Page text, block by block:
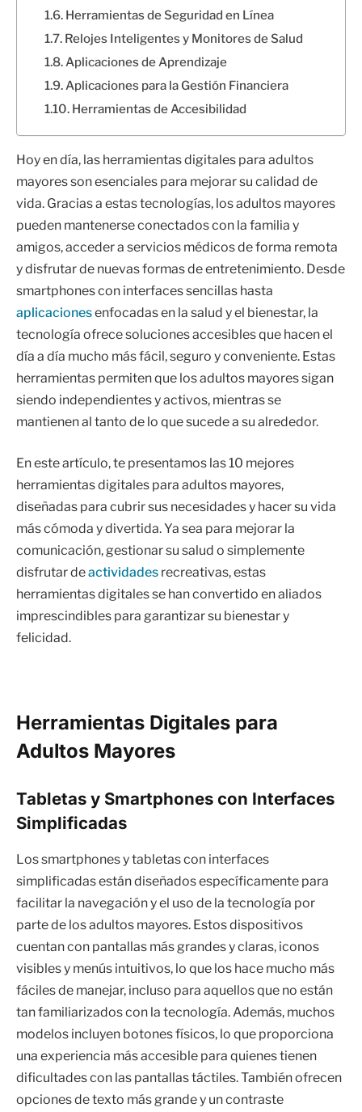
Herramientas de Seguridad en Línea
Relojes Inteligentes y Monitores de Salud
Aplicaciones de Aprendizaje
Aplicaciones para la Gestión Financiera
Herramientas de Accesibilidad
Hoy en día, las herramientas digitales para adultos
mayores son esenciales para mejorar su calidad de
vida. Gracias a estas tecnologías, los adultos mayores
pueden mantenerse conectados con la familia y
amigos, acceder a servicios médicos de forma remota
y disfrutar de nuevas formas de entretenimiento. Desde
smartphones con interfaces sencillas hasta
aplicacionesenfocadas en la salud y el bienestar, la
tecnología ofrece soluciones accesibles que hacen el
día a día mucho más fácil, seguro y conveniente. Estas
herramientas permiten que los adultos mayores sigan
siendo independientes y activos, mientras se
mantienen al tanto de lo que sucede a su alrededor.
En este artículo, te presentamos las 10 mejores
herramientas digitales para adultos mayores,
diseñadas para cubrir sus necesidades y hacer su vida
más cómoda y divertida. Ya sea para mejorar la
comunicación, gestionar su salud o simplemente
disfrutar deactividades recreativas, estas
herramientas digitales se han convertido en aliados
imprescindibles para garantizar su bienestar y
felicidad.
Herramientas Digitales para
Adultos Mayores
Tabletas y Smartphones con Interfaces
Simplificadas
Los smartphones y tabletas con interfaces
simplificadas están diseñados específicamente para
facilitar la navegación y el uso de la tecnología por
parte de los adultos mayores. Estos dispositivos
cuentan con pantallas más grandes y claras, iconos
visibles y menús intuitivos, lo que los hace mucho más
fáciles de manejar, incluso para aquellos que no están
tan familiarizados con la tecnología. Además, muchos
modelos incluyen botones físicos, lo que proporciona
una experiencia más accesible para quienes tienen
dificultades con las pantallas táctiles. También ofrecen
opciones de texto más grande y un contraste